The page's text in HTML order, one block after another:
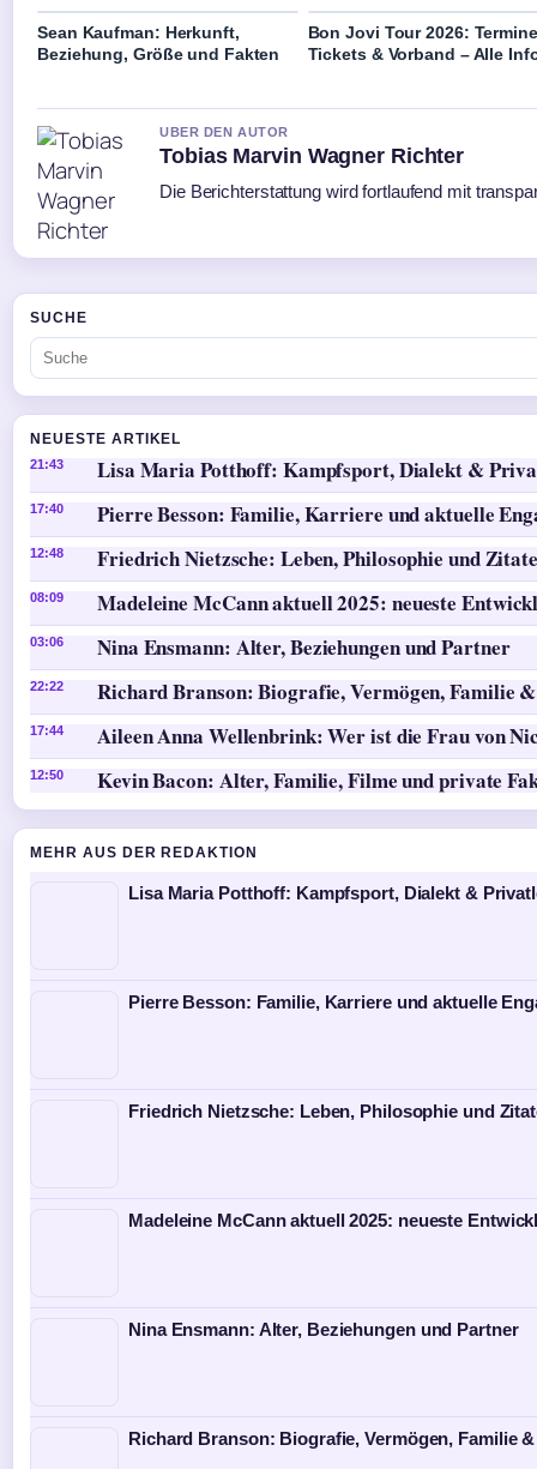
Sean Kaufman: Herkunft,
Beziehung, Größe und Fakten
Bon Jovi Tour 2026:
Tickets & Vorband – Alle
UBER DEN AUTOR
Tobias Marvin Wagner Richter
Die Berichterstattung wird fortlaufend mit
SUCHE
NEUESTE ARTIKEL
21:43 Lisa Maria Potthoff: Kampfsport, Dialekt &
17:40 Pierre Besson: Familie, Karriere und aktuelle
12:48 Friedrich Nietzsche: Leben, Philosophie und Zitate
08:09 Madeleine McCann aktuell 2025: neueste
03:06 Nina Ensmann: Alter, Beziehungen und Partner
22:22 Richard Branson: Biografie, Vermögen, Familie
17:44 Aileen Anna Wellenbrink: Wer ist die Frau von
12:50 Kevin Bacon: Alter, Familie, Filme und private
MEHR AUS DER REDAKTION
Lisa Maria Potthoff: Kampfsport, Dialekt &
Pierre Besson: Familie, Karriere und aktuelle
Friedrich Nietzsche: Leben, Philosophie und
Madeleine McCann aktuell 2025: neueste
Nina Ensmann: Alter, Beziehungen und Partner
Richard Branson: Biografie, Vermögen, Familie